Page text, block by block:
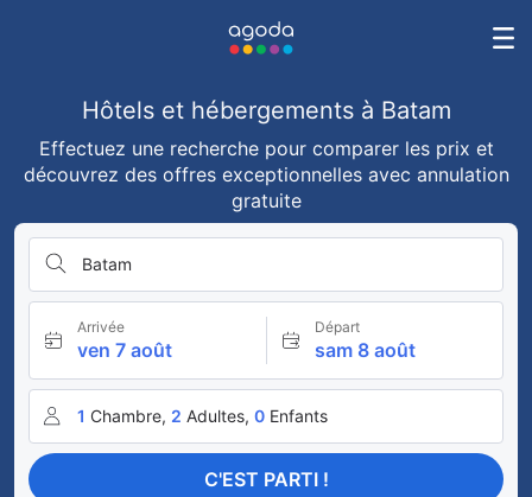
Hôtels et hébergements à Batam
Effectuez une recherche pour comparer les prix et
découvrez des offres exceptionnelles avec annulation
gratuite
Batam
Arrivée
ven 7 août
Départ
sam 8 août
1 Chambre, 2 Adultes, 0 Enfants
C'EST PARTI !